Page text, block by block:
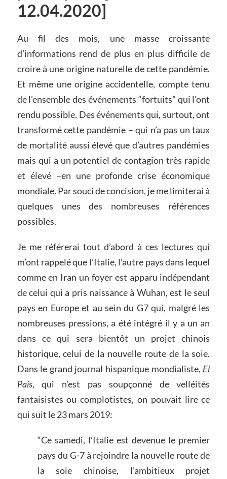
12.04.2020]
Au fil des mois, une masse croissante
d’informations rend de plus en plus difficile de
croire à une origine naturelle de cette pandémie.
Et même une origine accidentelle, compte tenu
de l’ensemble des événements “fortuits” qui l’ont
rendu possible. Des événements qui, surtout, ont
transformé cette pandémie – qui n’a pas un taux
de mortalité aussi élevé que d’autres pandémies
mais qui a un potentiel de contagion très rapide
et élevé –en une profonde crise économique
mondiale. Par souci de concision, je me limiterai à
quelques unes des nombreuses références
possibles.
Je me référerai tout d’abord à ces lectures qui
m’ont rappelé que l’Italie, l’autre pays dans lequel
comme en Iran un foyer est apparu indépendant
de celui qui a pris naissance à Wuhan, est le seul
pays en Europe et au sein du G7 qui, malgré les
nombreuses pressions, a été intégré il y a un an
dans ce qui sera bientôt un projet chinois
historique, celui de la nouvelle route de la soie.
Dans le grand journal hispanique mondialiste, El
País, qui n’est pas soupçonné de velléités
fantaisistes ou complotistes, on pouvait lire ce
qui suit le 23 mars 2019:
“Ce samedi, l’Italie est devenue le premier
pays du G-7 à rejoindre la nouvelle route de
la soie chinoise, l’ambitieux projet